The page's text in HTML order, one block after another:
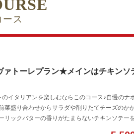
ス
ァトーレプラン★メインはチキンソ
イタリアンを楽しむならこのコース♪自慢のナ
菜盛り合わせからサラダや削りたてチーズのか
リックバターの香りがたまらないチキンソテー